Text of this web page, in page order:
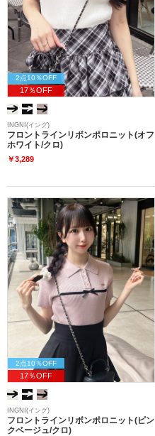
2点10％OFF
17％OFF
INGNI(イング)
フロントラインリボンポロニット(オフ
ホワイト/クロ)
￥3,289
2点10％OFF
17％OFF
INGNI(イング)
フロントラインリボンポロニット(ピン
クベージュ/クロ)